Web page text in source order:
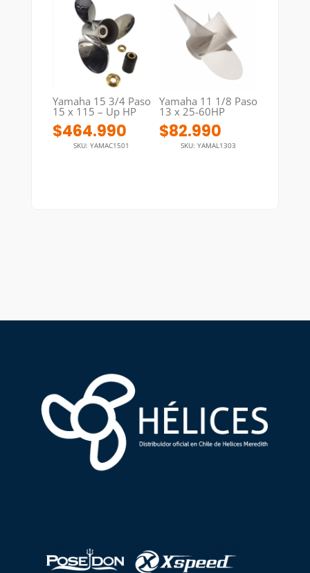
Yamaha 15 3/4 Paso
15 x 115 – Up HP
$464.990
SKU: YAMAC1501
Yamaha 11 1/8 Paso
13 x 25-60HP
$82.990
SKU: YAMAL1303